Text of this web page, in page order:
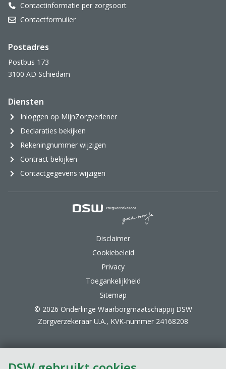
Contactinformatie per zorgsoort
Contactformulier
Postadres
Postbus 173
3100 AD Schiedam
Diensten
Inloggen op MijnZorgverlener
Declaraties bekijken
Rekeningnummer wijzigen
Contract bekijken
Contactgegevens wijzigen
Disclaimer
Cookiebeleid
Privacy
Toegankelijkheid
Sitemap
© 2026 Onderlinge Waarborgmaatschappij DSW
Zorgverzekeraar U.A., KVK-nummer 24168208